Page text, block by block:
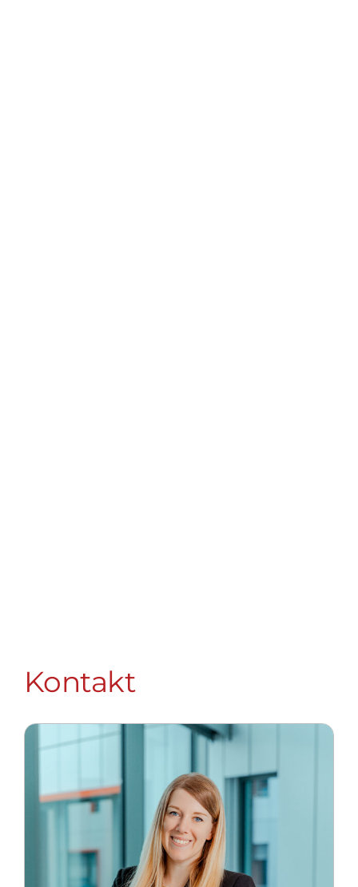
Kontakt